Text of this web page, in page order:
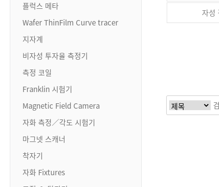
플럭스 메타
Wafer ThinFilm Curve tracer
지자계
비자성 투자율 측정기
측정 코일
Franklin 시험기
Magnetic Field Camera
자화 측정／각도 시험기
마그넷 스캐너
착자기
자화 Fixtures
자성